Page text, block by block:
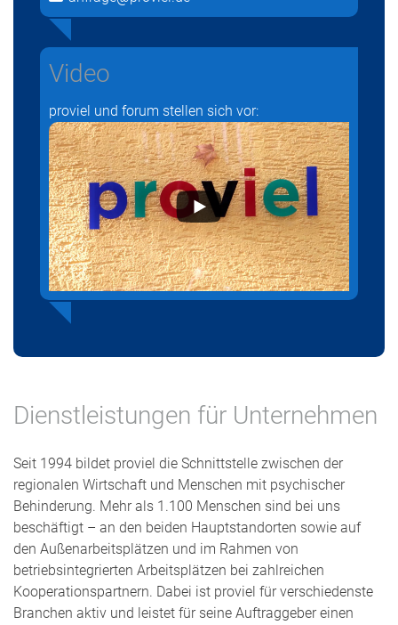
Video
proviel und forum stellen sich vor:
Dienstleistungen für Unternehmen
Seit 1994 bildet proviel die Schnittstelle zwischen der
regionalen Wirtschaft und Menschen mit psychischer
Behinderung. Mehr als 1.100 Menschen sind bei uns
beschäftigt – an den beiden Hauptstandorten sowie auf
den Außenarbeitsplätzen und im Rahmen von
betriebsintegrierten Arbeitsplätzen bei zahlreichen
Kooperationspartnern. Dabei ist proviel für verschiedenste
Branchen aktiv und leistet für seine Auftraggeber einen